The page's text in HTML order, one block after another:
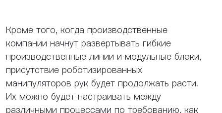
Кроме того, когда производственные
компании начнут развертывать гибкие
производственные линии и модульные блоки,
присутствие роботизированных
манипуляторов рук будет продолжать расти.
Их можно будет настраивать между
различными процессами по требованию, как